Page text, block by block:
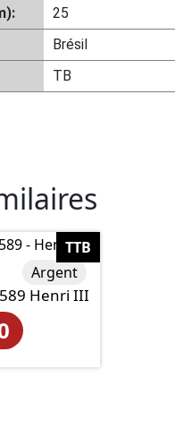
25
Brésil
TB
TTB
Henri III
Argent